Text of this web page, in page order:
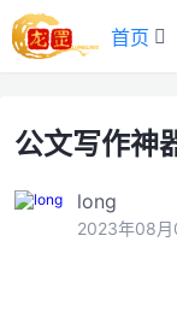
首页
公文写作神
long
2023年08